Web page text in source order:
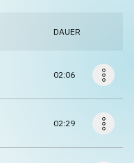
DAUER
02:06
02:29